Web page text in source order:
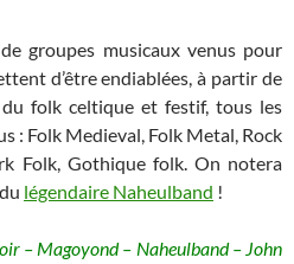
groupes musicaux venus pour
d’être endiablées, à partir de
folk celtique et festif, tous les
: Folk Medieval, Folk Metal, Rock
Folk, Gothique folk. On notera
légendaire Naheulband !
– Magoyond – Naheulband – John